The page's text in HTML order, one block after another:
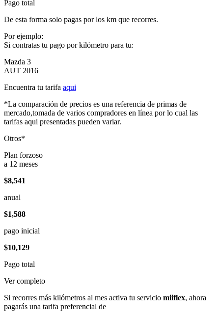
Pago total
De esta forma solo pagas por los km que recorres.
Por ejemplo:
Si contratas tu pago por kilómetro para tu:
Mazda 3
AUT 2016
Encuentra tu tarifa aqui
*La comparación de precios es una referencia de primas de
mercado,tomada de varios compradores en línea por lo cual las
tarifas aqui presentadas pueden variar.
Otros*
Plan forzoso
a 12 meses
$8,541
anual
$1,588
pago inicial
$10,129
Pago total
Ver completo
Si recorres más kilómetros al mes activa tu servicio miiflex, ahora
pagarás una tarifa preferencial de